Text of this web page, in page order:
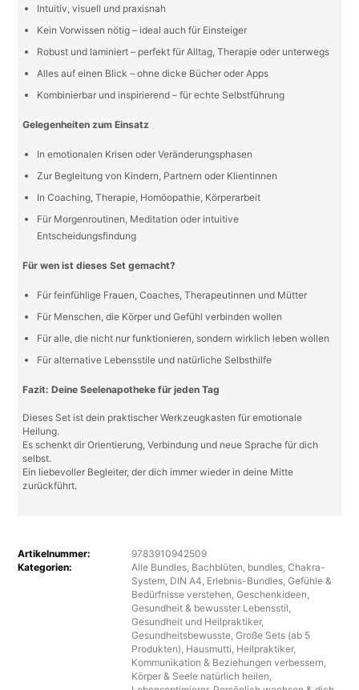
Intuitiv, visuell und praxisnah
Kein Vorwissen nötig – ideal auch für Einsteiger
Robust und laminiert – perfekt für Alltag, Therapie oder unterwegs
Alles auf einen Blick – ohne dicke Bücher oder Apps
Kombinierbar und inspirierend – für echte Selbstführung
Gelegenheiten zum Einsatz
In emotionalen Krisen oder Veränderungsphasen
Zur Begleitung von Kindern, Partnern oder Klientinnen
In Coaching, Therapie, Homöopathie, Körperarbeit
Für Morgenroutinen, Meditation oder intuitive
Entscheidungsfindung
Für wen ist dieses Set gemacht?
Für feinfühlige Frauen, Coaches, Therapeutinnen und Mütter
Für Menschen, die Körper und Gefühl verbinden wollen
Für alle, die nicht nur funktionieren, sondern wirklich leben wollen
Für alternative Lebensstile und natürliche Selbsthilfe
Fazit: Deine Seelenapotheke für jeden Tag
Dieses Set ist dein praktischer Werkzeugkasten für emotionale
Heilung.
Es schenkt dir Orientierung, Verbindung und neue Sprache für dich
selbst.
Ein liebevoller Begleiter, der dich immer wieder in deine Mitte
zurückführt.
Artikelnummer:
9783910942509
Kategorien:
Alle Bundles, Bachblüten, bundles, Chakra-
System, DIN A4, Erlebnis-Bundles, Gefühle &
Bedürfnisse verstehen, Geschenkideen,
Gesundheit & bewusster Lebensstil,
Gesundheit und Heilpraktiker,
Gesundheitsbewusste, Große Sets (ab 5
Produkten), Hausmutti, Heilpraktiker,
Kommunikation & Beziehungen verbessern,
Körper & Seele natürlich heilen,